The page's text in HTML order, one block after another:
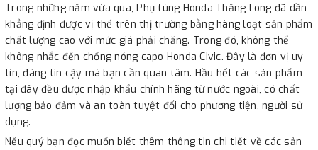
Trong những năm vừa qua, Phụ tùng Honda Thăng Long đã dần
khẳng định được vị thế trên thị trường bằng hàng loạt sản phẩm
chất lượng cao với mức giá phải chăng. Trong đó, không thể
không nhắc đến chống nóng capo Honda Civic. Đây là đơn vị uy
tín, đáng tin cậy mà bạn cần quan tâm. Hầu hết các sản phẩm
tại đây đều được nhập khẩu chính hãng từ nước ngoài, có chất
lượng bảo đảm và an toàn tuyệt đối cho phương tiện, người sử
dụng.
Nếu quý bạn đọc muốn biết thêm thông tin chi tiết về các sản